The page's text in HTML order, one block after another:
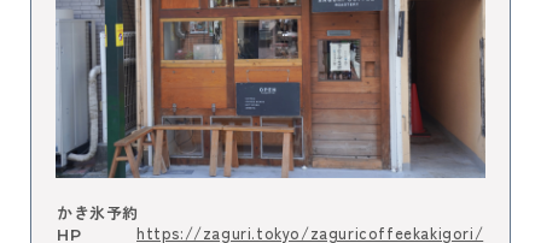
かき氷予約
HP
https://zaguri.tokyo/zaguricoffeekakigori/